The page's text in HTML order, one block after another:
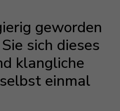
geworden
sich dieses
klangliche
einmal